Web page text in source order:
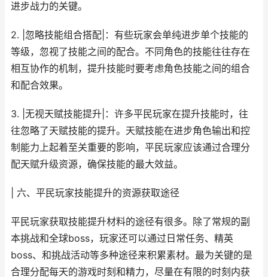
进步战力的关键。
2. |忽略技能组合搭配|：有些玩家会单纯进步单个技能的
等级，忽视了技能之间的配合。不同角色的技能往往存在
相互协作的机制，提升技能时要考虑角色技能之间的组合
和配合效果。
3. |无视天赋技能提升|：许多平民玩家在提升技能时，往
往忽略了天赋技能的提升。天赋技能在进步角色输出和控
制能力上起着至关重要的影响，平民玩家应该通过合理分
配天赋升级资源，确保技能的最大效益。
| 六、平民玩家技能提升的资源获取途径
平民玩家获取技能提升材料的途径有很多。除了常规的副
本挑战和全球boss，玩家还可以通过日常任务、精英
boss、和挑战活动等多种途径来积累素材。最为关键的是
合理分配每天的游戏时刻和精力，尽量在有限的时刻内获